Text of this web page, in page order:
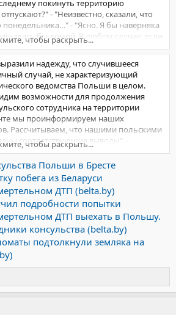
покинуть территорию
- "Неизвестно, сказали, что
понедельника…" - "Ясно. Я бы наверняка
бы домой. В любом случае, если
выехать домой, то прошу вас
могут перенаправить потом на другую
телеканала, польского водителя и
дипломатическом авто доставили в
билеты на рейсовый автобус
что у мужчины уже был
выезд, но осознанно подтолкнули его
при попытке пересечения госграницы
пропуска "Брест" сотрудниками
ДТП изменена мера
поляк заключен в изолятор
Ленинского отдела УВД Брестского
на трое суток.
чтобы раскрыть...
надежду, что случившееся
случай, не характеризующий
ведомства Польши в целом.
возможности для продолжения
сотрудника на территории
мы проинформируем наших
Рассчитываем, что нашими польскими
соответствующие выводы", -
чтобы раскрыть...
Польши в Бресте
побега из Беларуси
ДТП (belta.by)
подробности попытки
ДТП выехать в Польшу.
консульства (belta.by)
подтолкнули земляка на